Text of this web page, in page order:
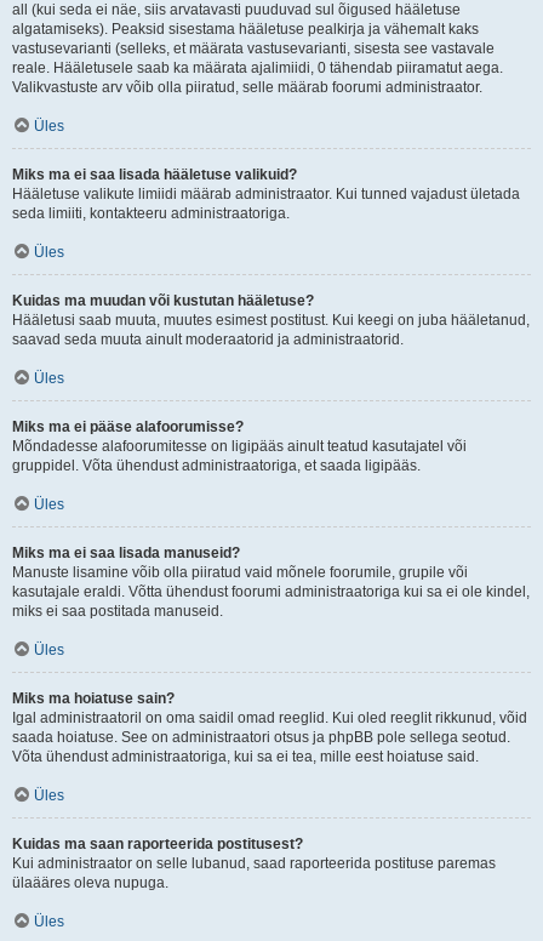
all (kui seda ei näe, siis arvatavasti puuduvad sul õigused hääletuse
algatamiseks). Peaksid sisestama hääletuse pealkirja ja vähemalt kaks
vastusevarianti (selleks, et määrata vastusevarianti, sisesta see vastavale
reale. Hääletusele saab ka määrata ajalimiidi, 0 tähendab piiramatut aega.
Valikvastuste arv võib olla piiratud, selle määrab foorumi administraator.
Üles
Miks ma ei saa lisada hääletuse valikuid?
Hääletuse valikute limiidi määrab administraator. Kui tunned vajadust ületada
seda limiiti, kontakteeru administraatoriga.
Üles
Kuidas ma muudan või kustutan hääletuse?
Hääletusi saab muuta, muutes esimest postitust. Kui keegi on juba hääletanud,
saavad seda muuta ainult moderaatorid ja administraatorid.
Üles
Miks ma ei pääse alafoorumisse?
Mõndadesse alafoorumitesse on ligipääs ainult teatud kasutajatel või
gruppidel. Võta ühendust administraatoriga, et saada ligipääs.
Üles
Miks ma ei saa lisada manuseid?
Manuste lisamine võib olla piiratud vaid mõnele foorumile, grupile või
kasutajale eraldi. Võtta ühendust foorumi administraatoriga kui sa ei ole kindel,
miks ei saa postitada manuseid.
Üles
Miks ma hoiatuse sain?
Igal administraatoril on oma saidil omad reeglid. Kui oled reeglit rikkunud, võid
saada hoiatuse. See on administraatori otsus ja phpBB pole sellega seotud.
Võta ühendust administraatoriga, kui sa ei tea, mille eest hoiatuse said.
Üles
Kuidas ma saan raporteerida postitusest?
Kui administraator on selle lubanud, saad raporteerida postituse paremas
ülaääres oleva nupuga.
Üles